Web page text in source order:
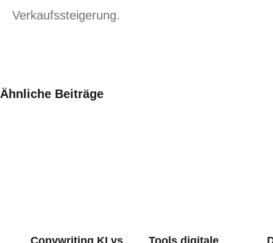
Verkaufssteigerung.
Ähnliche Beiträge